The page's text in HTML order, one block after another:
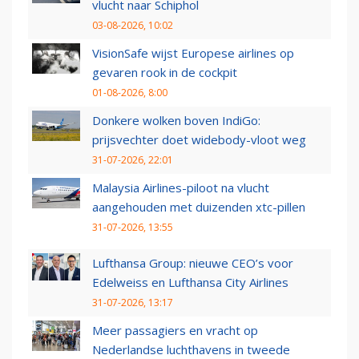
vlucht naar Schiphol
03-08-2026, 10:02
VisionSafe wijst Europese airlines op
gevaren rook in de cockpit
01-08-2026, 8:00
Donkere wolken boven IndiGo:
prijsvechter doet widebody-vloot weg
31-07-2026, 22:01
Malaysia Airlines-piloot na vlucht
aangehouden met duizenden xtc-pillen
31-07-2026, 13:55
Lufthansa Group: nieuwe CEO’s voor
Edelweiss en Lufthansa City Airlines
31-07-2026, 13:17
Meer passagiers en vracht op
Nederlandse luchthavens in tweede